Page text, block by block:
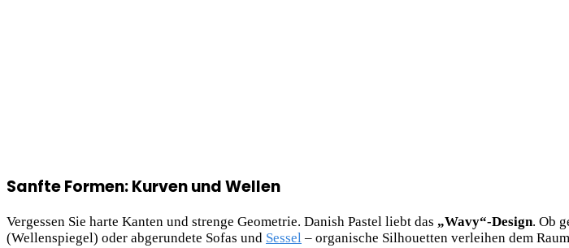
Sanfte Formen: Kurven und Wellen
Vergessen Sie harte Kanten und strenge Geometrie. Danish Pastel liebt das „Wavy“-Design. Ob
(Wellenspiegel) oder abgerundete Sofas und Sessel – organische Silhouetten verleihen dem